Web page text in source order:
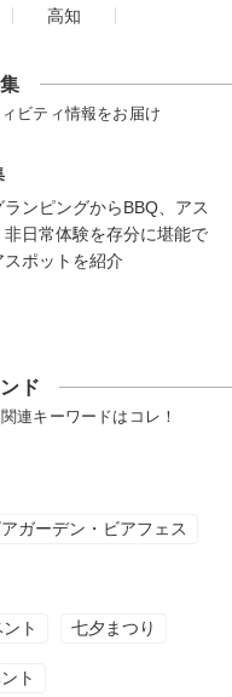
高知
ビティ情報をお届け
ンピングからBBQ、アス
非日常体験を存分に堪能で
ポットを紹介
ド
連キーワードはコレ！
アガーデン・ビアフェス
ト 七夕まつり
ト